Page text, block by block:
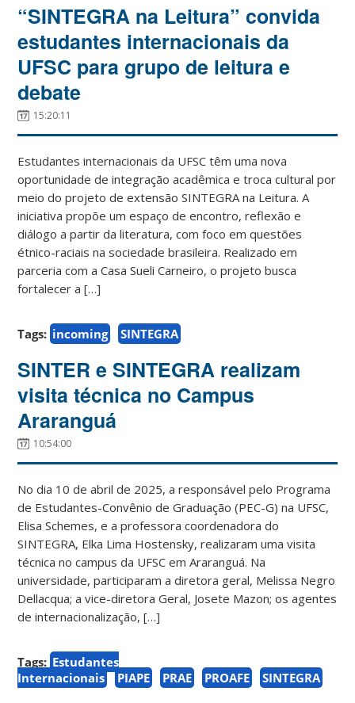
“SINTEGRA na Leitura” convida
estudantes internacionais da
UFSC para grupo de leitura e
debate
15:20:11
Estudantes internacionais da UFSC têm uma nova
oportunidade de integração acadêmica e troca cultural por
meio do projeto de extensão SINTEGRA na Leitura. A
iniciativa propõe um espaço de encontro, reflexão e
diálogo a partir da literatura, com foco em questões
étnico-raciais na sociedade brasileira. Realizado em
parceria com a Casa Sueli Carneiro, o projeto busca
fortalecer a […]
Tags: incoming SINTEGRA
SINTER e SINTEGRA realizam
visita técnica no Campus
Araranguá
10:54:00
No dia 10 de abril de 2025, a responsável pelo Programa
de Estudantes-Convênio de Graduação (PEC-G) na UFSC,
Elisa Schemes, e a professora coordenadora do
SINTEGRA, Elka Lima Hostensky, realizaram uma visita
técnica no campus da UFSC em Araranguá. Na
universidade, participaram a diretora geral, Melissa Negro
Dellacqua; a vice-diretora Geral, Josete Mazon; os agentes
de internacionalização, […]
Tags: Estudantes
Internacionais
PIAPE PRAE PROAFE SINTEGRA